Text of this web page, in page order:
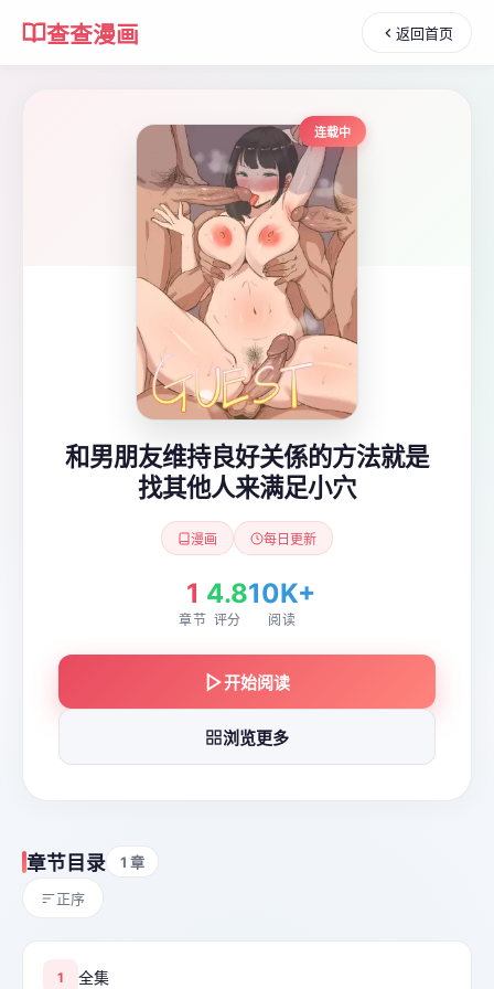
查查漫画 返回首页
连载中
和男朋友维持良好关係的方法就是
找其他人来满足小穴
漫画 每日更新
1
章节
4.8
评分
10K+
阅读
开始阅读
浏览更多
章节目录 1 章
正序
1 全集